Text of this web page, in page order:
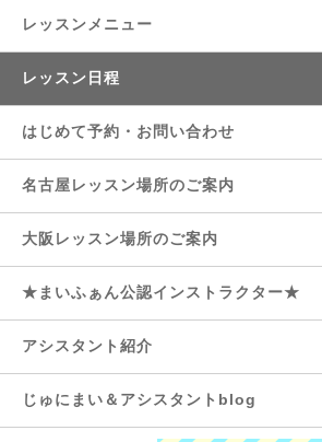
レッスンメニュー
レッスン日程
はじめて予約・お問い合わせ
名古屋レッスン場所のご案内
大阪レッスン場所のご案内
★まいふぁん公認インストラクター★
アシスタント紹介
じゅにまい＆アシスタントblog